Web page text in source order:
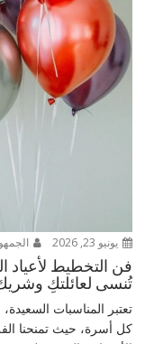
يونيو 23, 2026
فن التخطيط لأعياد
تُنسى لعائلتكِ
تعتبر المناسبات
كل أسرة، حيث تمنحنا